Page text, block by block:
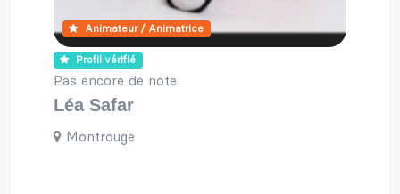
Animateur / Animatrice
Profil vérifié
Pas encore de note
Léa Safar
Montrouge